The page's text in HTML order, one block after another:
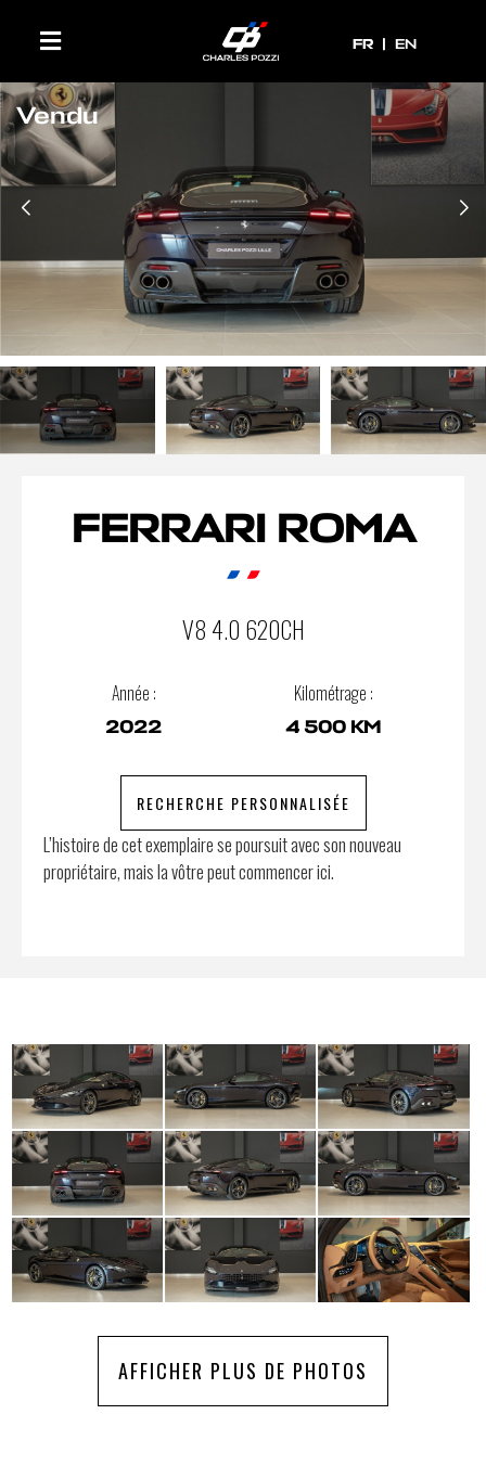
FR
FR EN
Vendu
FERRARI ROMA
V8 4.0 620CH
Année :
2022
Kilométrage :
4 500 KM
RECHERCHE PERSONNALISÉE
L’histoire de cet exemplaire se poursuit avec son nouveau
propriétaire, mais la vôtre peut commencer ici.
AFFICHER PLUS DE PHOTOS